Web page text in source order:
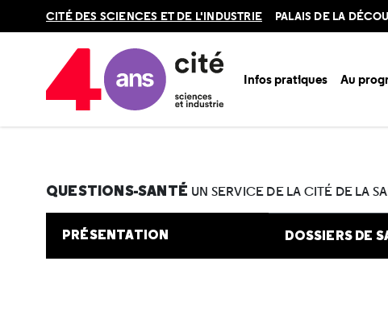
en
CITÉ DES SCIENCES ET DE L'INDUSTRIE PALAIS DE LA
Infos pratiques Au
Accueil Au programme
QUESTIONS-SANTÉ UN SERVICE DE LA CITÉ DE LA
PRÉSENTATION DOSSIERS DE